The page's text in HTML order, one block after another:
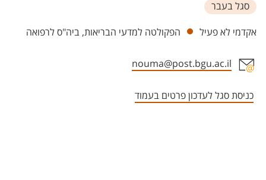
סגל בעבר
יחידות
אקדמי לא פעיל הפקולטה למדעי הבריאות, ביה"ס לרפואה
nouma@post.bgu.ac.il
כניסת סגל לעדכון פרטים בעמוד